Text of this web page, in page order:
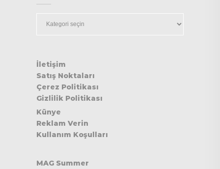
İletişim
Satış Noktaları
Çerez Politikası
Gizlilik Politikası
Künye
Reklam Verin
Kullanım Koşulları
MAG Summer